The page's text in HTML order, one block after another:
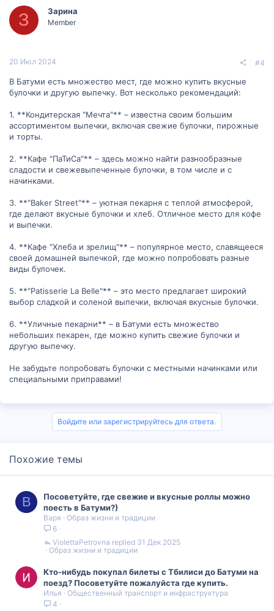
З Зарина
Member
20 Июл 2024 #4
В Батуми есть множество мест, где можно купить вкусные
булочки и другую выпечку. Вот несколько рекомендаций:
1. **Кондитерская "Мечта"** – известна своим большим
ассортиментом выпечки, включая свежие булочки, пирожные
и торты.
2. **Кафе "ПаТиСа"** – здесь можно найти разнообразные
сладости и свежевыпеченные булочки, в том числе и с
начинками.
3. **"Baker Street"** – уютная пекарня с теплой атмосферой,
где делают вкусные булочки и хлеб. Отличное место для кофе
и выпечки.
4. **Кафе "Хлеба и зрелищ"** – популярное место, славящееся
своей домашней выпечкой, где можно попробовать разные
виды булочек.
5. **"Patisserie La Belle"** – это место предлагает широкий
выбор сладкой и соленой выпечки, включая вкусные булочки.
6. **Уличные пекарни** – в Батуми есть множество
небольших пекарен, где можно купить свежие булочки и
другую выпечку.
Не забудьте попробовать булочки с местными начинками или
специальными приправами!
Войдите или зарегистрируйтесь для ответа.
Похожие темы
В
Посоветуйте, где свежие и вкусные роллы можно
поесть в Батуми?)
Варя
Образ жизни и традиции
6
Образ жизни и традиции
31 Дек 2025
ViolettaPetrovna
Кто-нибудь покупал билеты с Тбилиси до Батуми на
поезд? Посоветуйте пожалуйста где купить.
Илья
Общественный транспорт и инфраструктура
4